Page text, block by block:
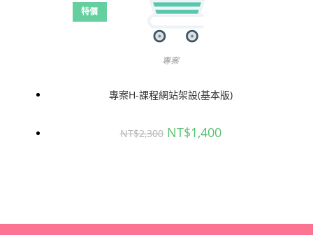
特價
專案
專案H-課程網站架設(基本版)
NT$2,300 原
始
NT$1,400目
前